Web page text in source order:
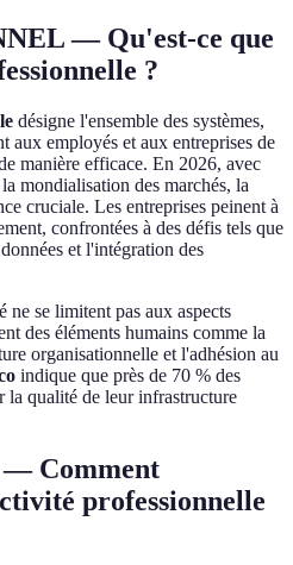
— Qu'est-ce que
?
désigne l'ensemble des systèmes,
aux employés et aux entreprises de
manière efficace. En 2026, avec
mondialisation des marchés, la
cruciale. Les entreprises peinent à
confrontées à des défis tels que
et l'intégration des
se limitent pas aux aspects
des éléments humains comme la
organisationnelle et l'adhésion au
indique que près de 70 % des
la qualité de leur infrastructure
— Comment
professionnelle